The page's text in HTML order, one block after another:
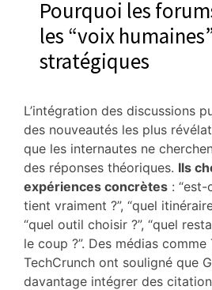
Pourquoi les
les “voix
stratégiques
L’intégration des discussions
des nouveautés les plus
que les internautes ne
des réponses théoriques. Ils
expériences concrètes :
tient vraiment ?”, “quel
“quel outil choisir ?”, “quel
le coup ?”. Des médias comme
TechCrunch ont souligné que
davantage intégrer des